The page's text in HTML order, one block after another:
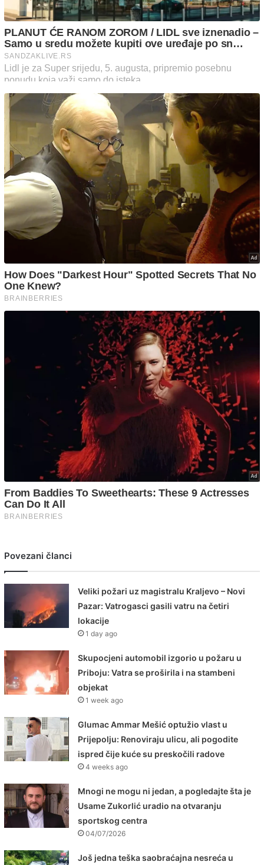
Povezani članci
Veliki požari uz magistralu Kraljevo – Novi
Pazar: Vatrogasci gasili vatru na četiri
lokacije
1 day ago
Skupocjeni automobil izgorio u požaru u
Priboju: Vatra se proširila i na stambeni
objekat
1 week ago
Glumac Ammar Mešić optužio vlast u
Prijepolju: Renoviraju ulicu, ali pogodite
ispred čije kuće su preskočili radove
4 weeks ago
Mnogi ne mogu ni jedan, a pogledajte šta je
Usame Zukorlić uradio na otvaranju
sportskog centra
04/07/2026
Još jedna teška saobraćajna nesreća u